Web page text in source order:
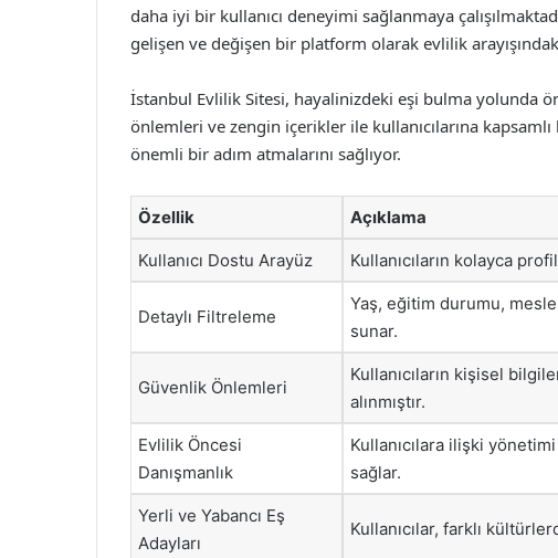
daha iyi bir kullanıcı deneyimi sağlanmaya
gelişen ve değişen bir platform olarak evlilik
İstanbul Evlilik Sitesi, hayalinizdeki eşi bulma yolunda
önlemleri ve zengin içerikler ile kullanıcılarına
önemli bir adım atmalarını sağlıyor.
Özellik Açıklama
Kullanıcı Dostu Arayüz Kullanıcıların kolayca
Detaylı Filtreleme
Yaş, eğitim durumu,
sunar.
Güvenlik Önlemleri
Kullanıcıların kişisel
alınmıştır.
Evlilik Öncesi
Danışmanlık
Kullanıcılara ilişki
sağlar.
Yerli ve Yabancı Eş
Adayları
Kullanıcılar, farklı